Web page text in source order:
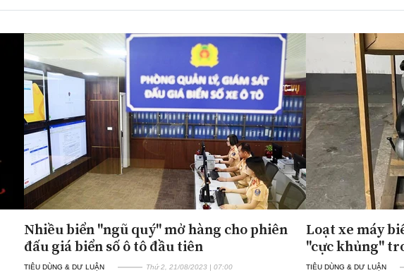
Hình sự
Xu hướng thị trường
Tiêu dùng và dư luận
Giao thông – Đô thị
Nhiều biển "ngũ quý" mở hàng cho phiên
đấu giá biển số ô tô đầu tiên
TIÊU DÙNG & DƯ LUẬN Thứ 2, 21/08/2023 | 07:00
Loạt xe máy
"cực khủng"
TIÊU DÙNG & DƯ LUẬN